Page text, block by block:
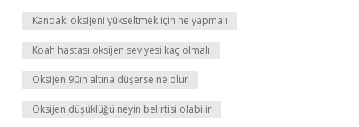
Kandaki oksijeni yükseltmek için ne yapmalı
Koah hastası oksijen seviyesi kaç olmalı
Oksijen 90ın altına düşerse ne olur
Oksijen düşüklüğü neyin belirtisi olabilir